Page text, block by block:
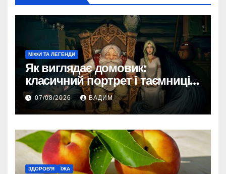
МІФИ ТА ЛЕГЕНДИ
Як виглядає домовик:
класичний портрет і таємниці
зовнішності
07/08/2026 ВАДИМ
ЗДОРОВ'Я ЇЖА